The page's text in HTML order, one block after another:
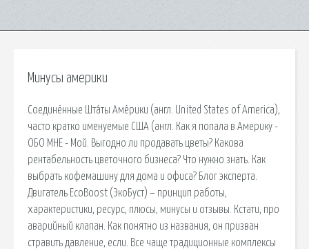
Минусы америки
Соединённые Шта́ты Аме́рики (англ. United States of America),
часто кратко именуемые США (англ. Как я попала в Америку -
ОБО МНЕ - Мой. Выгодно ли продавать цветы? Какова
рентабельность цветочного бизнеса? Что нужно знать. Как
выбрать кофемашину для дома и офиса? Блог эксперта.
Двигатель EcoBoost (ЭкоБуст) – принцип работы,
характеристики, ресурс, плюсы, минусы и отзывы. Кстати, про
аварийный клапан. Как понятно из названия, он призван
стравить давление, если. Все чаще традиционные комплексы